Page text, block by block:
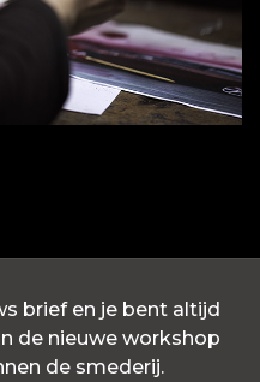
brief en je bent altijd
de nieuwe workshop
de smederij.